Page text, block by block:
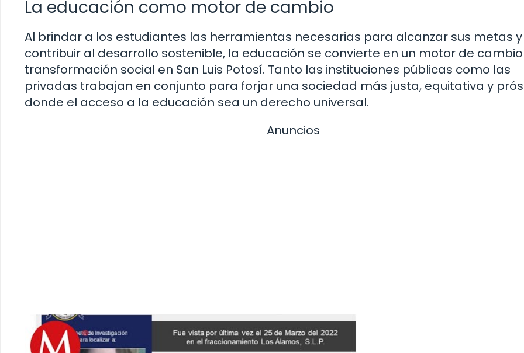
La educación como motor de cambio
Al brindar a los estudiantes las herramientas necesarias para alcanzar sus metas y
contribuir al desarrollo sostenible, la educación se convierte en un motor de
transformación social en San Luis Potosí. Tanto las instituciones públicas como las
privadas trabajan en conjunto para forjar una sociedad más justa, equitativa y
donde el acceso a la educación sea un derecho universal.
Anuncios